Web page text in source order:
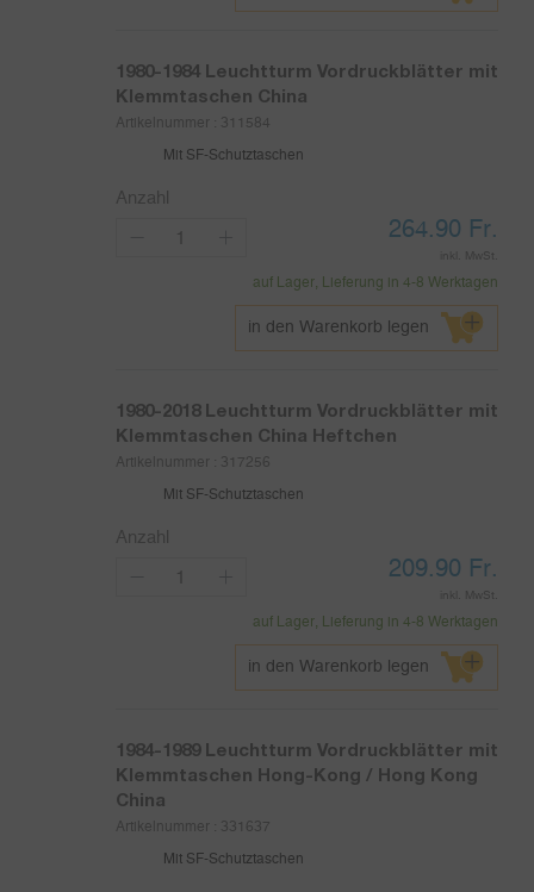
1980-1984 Leuchtturm Vordruckblätter mit
Klemmtaschen China
Artikelnummer : 311584
Mit SF-Schutztaschen
Anzahl
264.90 Fr.
inkl. MwSt.
auf Lager, Lieferung in 4-8 Werktagen
in den Warenkorb legen
1980-2018 Leuchtturm Vordruckblätter mit
Klemmtaschen China Heftchen
Artikelnummer : 317256
Mit SF-Schutztaschen
Anzahl
209.90 Fr.
inkl. MwSt.
auf Lager, Lieferung in 4-8 Werktagen
in den Warenkorb legen
1984-1989 Leuchtturm Vordruckblätter mit
Klemmtaschen Hong-Kong / Hong Kong
China
Artikelnummer : 331637
Mit SF-Schutztaschen